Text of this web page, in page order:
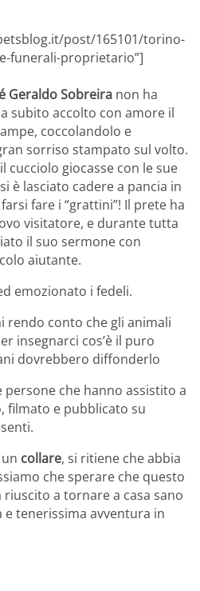
post/165101/torino-
funerali-proprietario”]
Geraldo Sobreira non ha
subito accolto con amore il
coccolandolo e
sorriso stampato sul volto.
cucciolo giocasse con le sue
è lasciato cadere a pancia in
fare i “grattini”! Il prete ha
visitatore, e durante tutta
il suo sermone con
aiutante.
emozionato i fedeli.
rendo conto che gli animali
insegnarci cos’è il puro
dovrebbero diffonderlo
che hanno assistito a
filmato e pubblicato su
collare, si ritiene che abbia
che sperare che questo
a tornare a casa sano
e tenerissima avventura in